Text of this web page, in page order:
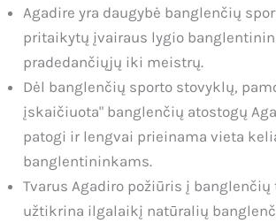
Agadire yra daugybė banglenčių
pritaikytų įvairaus lygio
pradedančiųjų iki meistrų.
Dėl banglenčių sporto stovyklų,
įskaičiuota" banglenčių atostogų
patogi ir lengvai prieinama vieta
banglentininkams.
Tvarus Agadiro požiūris į banglenčių
užtikrina ilgalaikį natūralių